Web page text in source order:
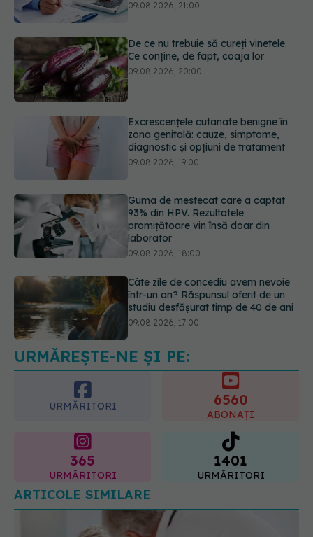
09.08.2026, 20:00
Excrescențele cutanate benigne în
zona genitală: cauze, simptome,
Guma de mestecat care a captat
93% din HPV. Rezultatele
promițătoare vin însă doar din
Câte zile de concediu avem nevoie
într-un an? Răspunsul oferit de un
studiu desfășurat timp de 40 de ani
09.08.2026, 17:00
Reclamele din platformele medicale
AI pot influența prescrierea
medicamentelor
URMĂREȘTE-NE ȘI PE:
URMĂRITORI 6560
ABONAȚI
365
URMĂRITORI
1401
URMĂRITORI
ARTICOLE SIMILARE